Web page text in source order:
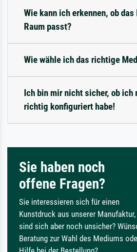
Wie kann ich erkennen, ob
Raum passt?
Wie wähle ich das richtige
Ich bin mir nicht sicher, ob ich
richtig konfiguriert habe!
Sie haben noch
offene Fragen?
Sie interessieren sich für einen
Kunstdruck aus unserer Manufaktur,
sind sich aber noch unsicher?
Beratung zur Wahl des Mediums